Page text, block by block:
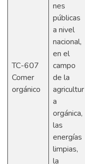
TC-607
Comer
orgánico
nes
públicas
a nivel
nacional,
en el
campo
de la
agricultur
a
orgánica,
las
energías
limpias,
la